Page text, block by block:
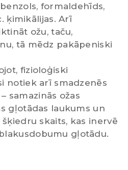
formaldehīds,
ķimikālijas. Arī
ožu, taču,
tā mēdz pakāpeniski
fizioloģiski
notiek arī smadzenēs
samazinās ožas
gļotādas laukums un
skaits, kas inervē
gļotādu.